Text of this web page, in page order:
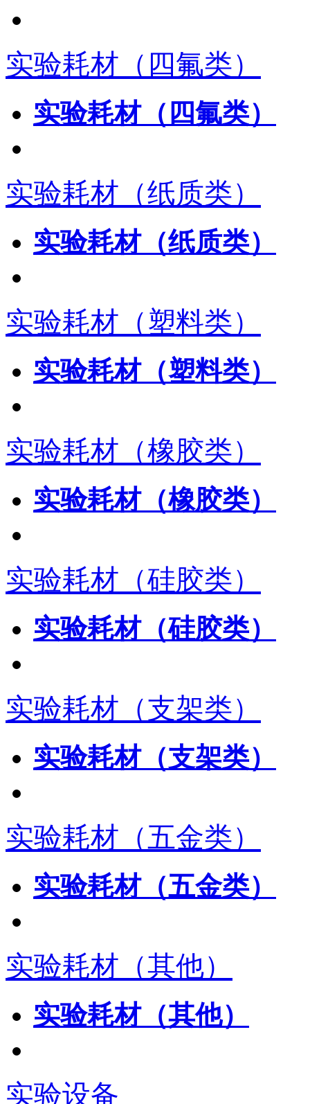
实验耗材（四氟类）
实验耗材（四氟类）
实验耗材（纸质类）
实验耗材（纸质类）
实验耗材（塑料类）
实验耗材（塑料类）
实验耗材（橡胶类）
实验耗材（橡胶类）
实验耗材（硅胶类）
实验耗材（硅胶类）
实验耗材（支架类）
实验耗材（支架类）
实验耗材（五金类）
实验耗材（五金类）
实验耗材（其他）
实验耗材（其他）
实验设备